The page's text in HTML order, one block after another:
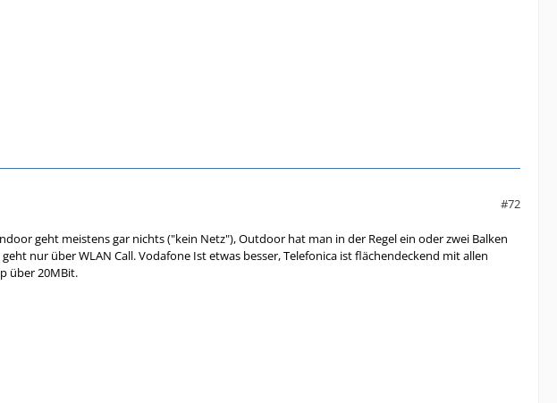
#72
geht meistens gar nichts ("kein Netz"), Outdoor hat man in der Regel ein oder zwei Balken
nur über WLAN Call. Vodafone Ist etwas besser, Telefonica ist flächendeckend mit allen
über 20MBit.